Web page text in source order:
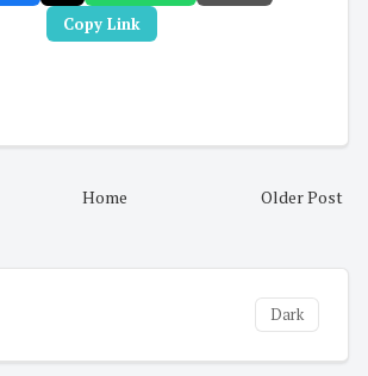
Copy Link
Older Post
Home
Dark